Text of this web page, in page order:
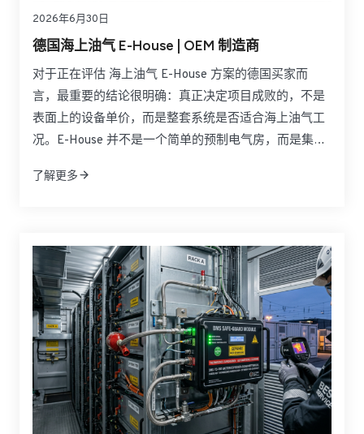
2026年6月30日
德国海上油气 E-House | OEM 制造商
对于正在评估 海上油气 E-House 方案的德国买家而
言，最重要的结论很明确：真正决定项目成败的，不是
表面上的设备单价，而是整套系统是否适合海上油气工
况。E-House 并不是一个简单的预制电气房，而是集成
保护于一体的模块化电力基础设施。面对北海海上平
期运行可靠性。
了解更多